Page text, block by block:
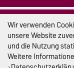
Wir verwenden
unsere Website
und die Nutzung
Weitere